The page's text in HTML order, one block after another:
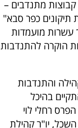
קבוצות מתנדבים –
תיקונים כפר סבא"
עשרות מועמדות
הוקרה להתנדבות
והתנדבות
בהיכל
רחלי לוי
יו"ר קהילת